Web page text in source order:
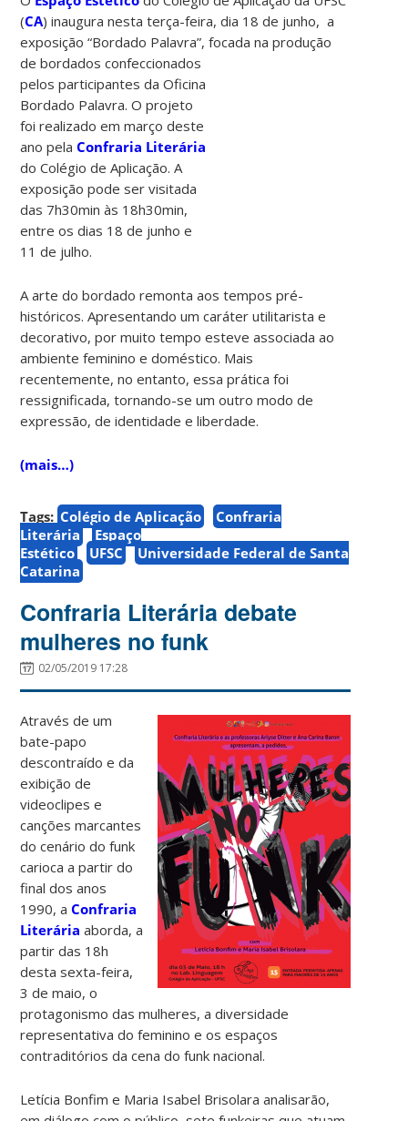
(CA) inaugura nesta terça-feira, dia 18 de junho, a
exposição “Bordado Palavra”, focada naprodução
de bordados confeccionados
pelos participantes da Oficina
Bordado Palavra. O projeto
foi realizado em março deste
ano pelaConfraria Literária
do Colégio de Aplicação. A
exposição pode ser visitada
das 7h30min às 18h30min,
entre os dias 18 de junho e
11 de julho.
A arte do bordado remonta aos tempos pré-
históricos. Apresentando um caráter utilitarista e
decorativo, por muito tempo esteve associada ao
ambiente feminino e doméstico. Mais
recentemente, no entanto, essa prática foi
ressignificada, tornando-se um outro modo de
expressão, de identidade e liberdade.
(mais…)
Tags: Colégio de Aplicação
Confraria
Literária
Espaço
Estético
UFSC
Universidade Federal de Santa
Catarina
Confraria Literária debate
mulheres no funk
02/05/2019 17:28
Através de um
bate-papo
descontraído e da
exibição de
videoclipes e
canções marcantes
do cenário do funk
carioca a partir do
final dos anos
1990, aConfraria
Literária aborda, a
partir das 18h
desta sexta-feira,
3 de maio, o
protagonismo das mulheres, a diversidade
representativa do feminino e os espaços
contraditórios da cena do funk nacional.
Letícia Bonfim e Maria Isabel Brisolara analisarão,